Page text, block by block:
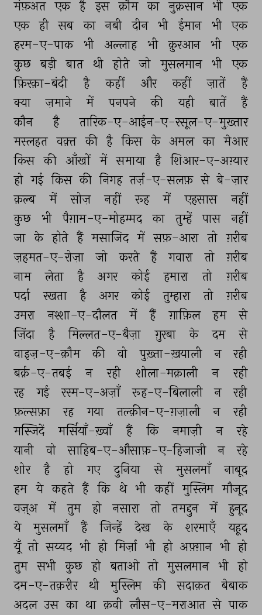
मंफ़अत एक है इस क़ौम का नुक़सान भी एक
एक
ही सब का नबी दीन भी ईमान भी
एक
हरम-ए-पाक
भी अल्लाह भी क़ुरआन भी
एक
कुछ
बड़ी बात थी होते जो मुसलमान भी
एक
फ़िरक़ा-बंदी
है कहीं और कहीं ज़ातें
हैं
क्या
ज़माने में पनपने की यही बातें
हैं
कौन
है
तारिक-ए-आईन-ए-रसूल-ए-मुख़्तार
मस्लहत वक़्त की है किस के अमल का मेआर
किस की आँखों में समाया है शिआर-ए-अग़्यार
हो गई किस की निगह तर्ज़-ए-सलफ़ से बे-ज़ार
क़ल्ब
में सोज़ नहीं रूह में एहसास
नहीं
कुछ
भी पैग़ाम-ए-मोहम्मद का तुम्हें पास
नहीं
जा के होते हैं मसाजिद में सफ़-आरा तो ग़रीब
ज़हमत-ए-रोज़ा
जो करते हैं गवारा तो
ग़रीब
नाम
लेता है अगर कोई हमारा तो
ग़रीब
पर्दा
रखता है अगर कोई तुम्हारा तो
ग़रीब
उमरा
नश्शा-ए-दौलत में हैं ग़ाफ़िल हम
से
ज़िंदा
है मिल्लत-ए-बैज़ा ग़ुरबा के दम
से
वाइज़-ए-क़ौम
की वो पुख़्ता-ख़याली न
रही
बर्क़-ए-तबई
न रही शोला-मक़ाली न
रही
रह
गई रस्म-ए-अज़ाँ रूह-ए-बिलाली न
रही
फ़ल्सफ़ा
रह गया तल्क़ीन-ए-ग़ज़ाली न
रही
मस्जिदें
मर्सियाँ-ख़्वाँ हैं कि नमाज़ी न
रहे
यानी
वो साहिब-ए-औसाफ़-ए-हिजाज़ी न
रहे
शोर
है हो गए दुनिया से मुसलमाँ
नाबूद
हम ये कहते हैं कि थे भी कहीं मुस्लिम मौजूद
वज़्अ
में तुम हो नसारा तो तमद्दुन में
हुनूद
ये
मुसलमाँ हैं जिन्हें देख के शरमाएँ
यहूद
यूँ तो सय्यद भी हो मिर्ज़ा भी हो अफ़्ग़ान भी हो
तुम सभी कुछ हो बताओ तो मुसलमान भी
हो
दम-ए-तक़रीर
थी मुस्लिम की सदाक़त
बेबाक
अदल उस का था क़वी लौस-ए-मराआत से पाक